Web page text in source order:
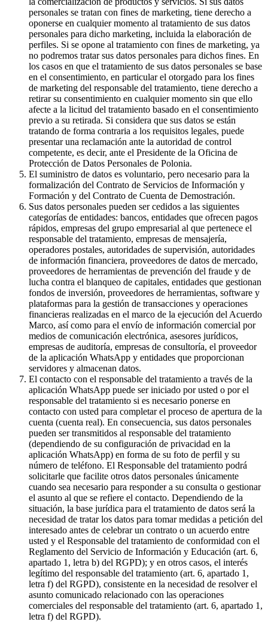
personales se tratan con fines de marketing, tiene derecho a
oponerse en cualquier momento al tratamiento de sus datos
personales para dicho marketing, incluida la elaboración de
perfiles. Si se opone al tratamiento con fines de marketing, ya
no podremos tratar sus datos personales para dichos fines. En
los casos en que el tratamiento de sus datos personales se base
en el consentimiento, en particular el otorgado para los fines
de marketing del responsable del tratamiento, tiene derecho a
retirar su consentimiento en cualquier momento sin que ello
afecte a la licitud del tratamiento basado en el consentimiento
previo a su retirada. Si considera que sus datos se están
tratando de forma contraria a los requisitos legales, puede
presentar una reclamación ante la autoridad de control
competente, es decir, ante el Presidente de la Oficina de
Protección de Datos Personales de Polonia.
El suministro de datos es voluntario, pero necesario para la
formalización del Contrato de Servicios de Información y
Formación y del Contrato de Cuenta de Demostración.
Sus datos personales pueden ser cedidos a las siguientes
categorías de entidades: bancos, entidades que ofrecen pagos
rápidos, empresas del grupo empresarial al que pertenece el
responsable del tratamiento, empresas de mensajería,
operadores postales, autoridades de supervisión, autoridades
de información financiera, proveedores de datos de mercado,
proveedores de herramientas de prevención del fraude y de
lucha contra el blanqueo de capitales, entidades que gestionan
fondos de inversión, proveedores de herramientas, software y
plataformas para la gestión de transacciones y operaciones
financieras realizadas en el marco de la ejecución del Acuerdo
Marco, así como para el envío de información comercial por
medios de comunicación electrónica, asesores jurídicos,
empresas de auditoría, empresas de consultoría, el proveedor
de la aplicación WhatsApp y entidades que proporcionan
servidores y almacenan datos.
El contacto con el responsable del tratamiento a través de la
aplicación WhatsApp puede ser iniciado por usted o por el
responsable del tratamiento si es necesario ponerse en
contacto con usted para completar el proceso de apertura de la
cuenta (cuenta real). En consecuencia, sus datos personales
pueden ser transmitidos al responsable del tratamiento
(dependiendo de su configuración de privacidad en la
aplicación WhatsApp) en forma de su foto de perfil y su
número de teléfono. El Responsable del tratamiento podrá
solicitarle que facilite otros datos personales únicamente
cuando sea necesario para responder a su consulta o gestionar
el asunto al que se refiere el contacto. Dependiendo de la
situación, la base jurídica para el tratamiento de datos será la
necesidad de tratar los datos para tomar medidas a petición del
interesado antes de celebrar un contrato o un acuerdo entre
usted y el Responsable del tratamiento de conformidad con el
Reglamento del Servicio de Información y Educación (art. 6,
apartado 1, letra b) del RGPD); y en otros casos, el interés
legítimo del responsable del tratamiento (art. 6, apartado 1,
letra f) del RGPD), consistente en la necesidad de resolver el
asunto comunicado relacionado con las operaciones
comerciales del responsable del tratamiento (art. 6, apartado 1,
letra f) del RGPD).